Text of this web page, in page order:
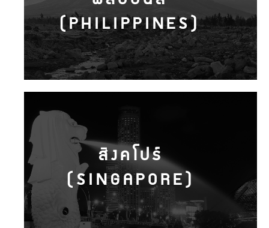
(PHILIPPINES)
สิงคโปร์
(SINGAPORE)